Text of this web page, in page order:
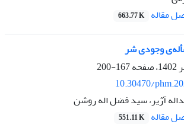
مقاله 663.77 K
وجودی شر
167-200
10.30470/
آژیر، سید فضل اله روشن
مقاله 551.11 K